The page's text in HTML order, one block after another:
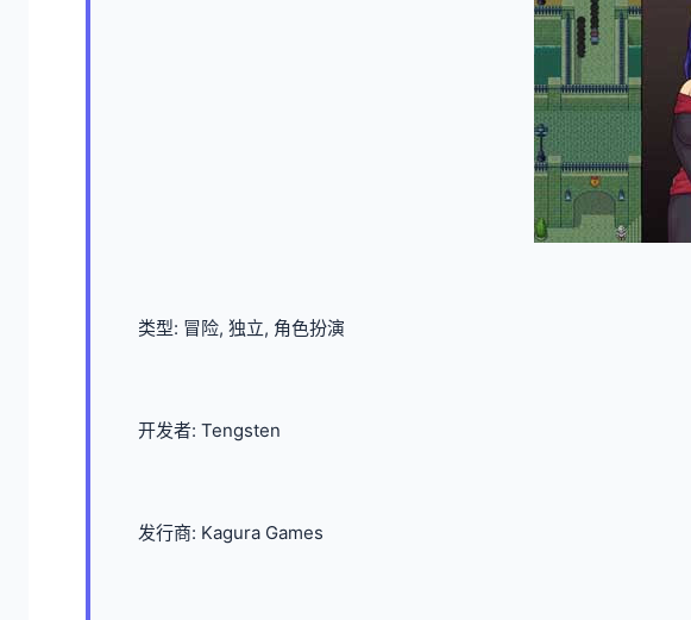
类型: 冒险, 独立, 角色扮演
开发者: Tengsten
发行商: Kagura Games